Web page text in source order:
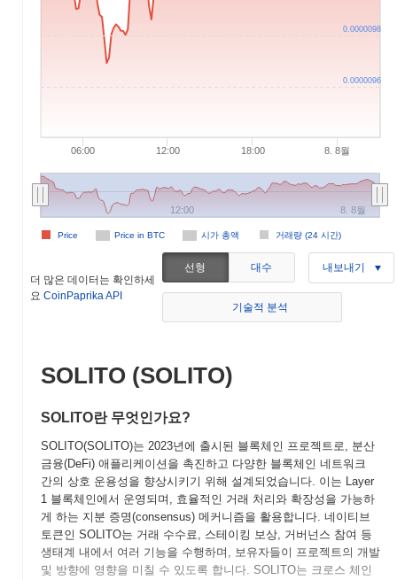
06:00 12:00 18:00 8. 8월
Price in BTC 시가 총액 거래량 (24 시간)
Price
12:00 8. 8월
0.0000096
0.0000098
더 많은 데이터는 확인하세
요 CoinPaprika API
선형 대수 내보내기
기술적 분석
SOLITO (SOLITO)
SOLITO란 무엇인가요?
SOLITO(SOLITO)는 2023년에 출시된 블록체인 프로젝트로, 분산
금융(DeFi) 애플리케이션을 촉진하고 다양한 블록체인 네트워크
간의 상호 운용성을 향상시키기 위해 설계되었습니다. 이는 Layer
1 블록체인에서 운영되며, 효율적인 거래 처리와 확장성을 가능하
게 하는 지분 증명(consensus) 메커니즘을 활용합니다. 네이티브
토큰인 SOLITO는 거래 수수료, 스테이킹 보상, 거버넌스 참여 등
생태계 내에서 여러 기능을 수행하며, 보유자들이 프로젝트의 개발
및 방향에 영향을 미칠 수 있도록 합니다. SOLITO는 크로스 체인